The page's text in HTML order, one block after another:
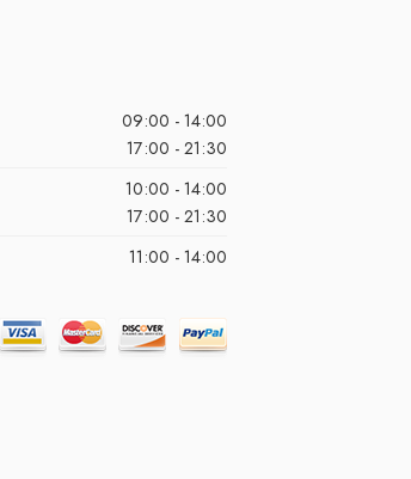
09:00 - 14:00
17:00 - 21:30
10:00 - 14:00
17:00 - 21:30
11:00 - 14:00